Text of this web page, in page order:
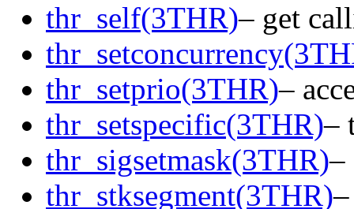
thr_self(3THR)– get
thr_setprio(3THR)–
thr_setspecific(3THR)–
thr_sigsetmask(3THR)–
thr_stksegment(3THR)